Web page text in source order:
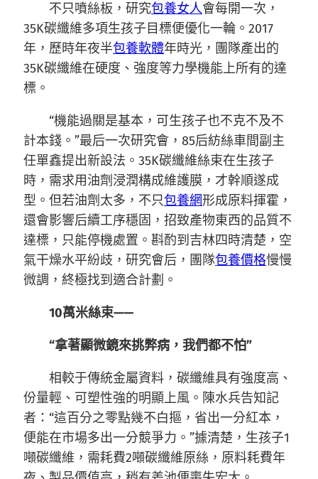
不只噴絲板，研究包養女人會每開一次，
35K碳纖維多項生孩子目標便優化一輪。2017
年，歷時年夜半包養軟體年時光，團隊產出的
35K碳纖維在硬度、強度等力學機能上所有的達
標。
“機能過關是基本，可生孩子也不克不及不
計本錢。”最后一次研究會，85后紡絲車間副主
任單鑫提出新設法。35K碳纖維絲束在生孩子
時，需求用油劑浸潤構成維護膜，才幹順遂成
型。但若油劑太多，不只包養網形成原料揮霍，
還會影響后續工序穩固，招致產物東西的品質不
達標，只能停機處置。斟酌到吉林四時清楚，空
氣干燥水平紛歧，研究會后，團隊包養價格慢慢
微調，終極找到適合計劃。
10萬米絲束——
“拿著顯微鏡來挑弊病，我們都不怕”
相較于傳統金屬資料，碳纖維具有強度高、
份量輕、可塑性強的明顯上風。陳水兵告知記
者：“這百分之零點幾不白摳，省出一分紅本，
便能在市場多出一分競爭力。”據清楚，生孩子1
噸碳纖維，需耗費2噸碳纖維原絲，原料耗費年